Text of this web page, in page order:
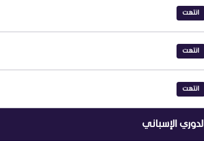
انتهت
انتهت
انتهت
الدوري الإسباني